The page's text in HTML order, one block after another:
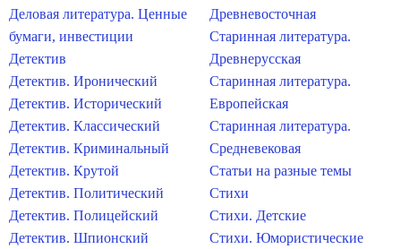
Деловая литература. Ценные
бумаги, инвестиции
Детектив
Детектив. Иронический
Детектив. Исторический
Детектив. Классический
Детектив. Криминальный
Детектив. Крутой
Детектив. Политический
Детектив. Полицейский
Детектив. Шпионский
Древневосточная
Старинная литература.
Древнерусская
Старинная литература.
Европейская
Старинная литература.
Средневековая
Статьи на разные темы
Стихи
Стихи. Детские
Стихи. Юмористические